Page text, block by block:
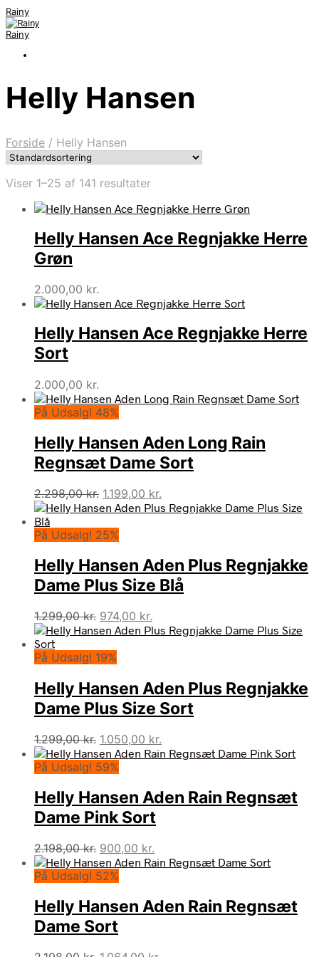
Rainy
Rainy
Helly Hansen
Forside / Helly Hansen
Viser 1–25 af 141 resultater
Helly Hansen Ace Regnjakke Herre
Grøn
2.000,00 kr.
Helly Hansen Ace Regnjakke Herre
Sort
2.000,00 kr.
På Udsalg! 48%
Helly Hansen Aden Long Rain
Regnsæt Dame Sort
2.298,00kr. Den
oprindelige
var:
1.199,00 kr.
aktuelle
På Udsalg! 25%
Helly Hansen Aden Plus Regnjakke
Dame Plus Size Blå
1.299,00kr. Den
oprindelige
var:
974,00 kr.
aktuelle
På Udsalg! 19%
Helly Hansen Aden Plus Regnjakke
Dame Plus Size Sort
1.299,00kr. Den
oprindelige
pris
1.299,00 kr..
1.050,00 kr.
aktuelle
1.050,00 kr..
På Udsalg! 59%
Helly Hansen Aden Rain Regnsæt
Dame Pink Sort
2.198,00kr. Den
oprindelige
pris
2.198,00 kr..
900,00 kr.
aktuelle
900,00 kr..
På Udsalg! 52%
Helly Hansen Aden Rain Regnsæt
Dame Sort